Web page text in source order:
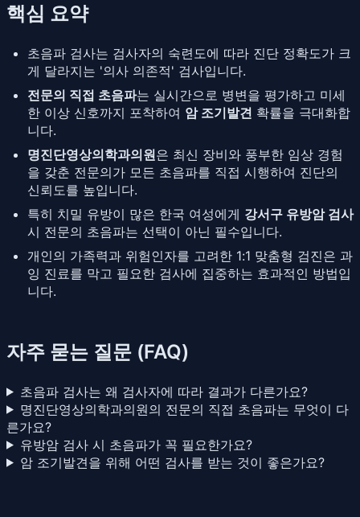
핵심 요약
초음파 검사는 검사자의 숙련도에 따라 진단 정확도가 크
게 달라지는 '의사 의존적' 검사입니다.
전문의 직접 초음파는 실시간으로 병변을 평가하고 미세
한 이상 신호까지 포착하여 암 조기발견 확률을 극대화합
니다.
명진단영상의학과의원은 최신 장비와 풍부한 임상 경험
을 갖춘 전문의가 모든 초음파를 직접 시행하여 진단의
신뢰도를 높입니다.
특히 치밀 유방이 많은 한국 여성에게 강서구 유방암 검사
시 전문의 초음파는 선택이 아닌 필수입니다.
개인의 가족력과 위험인자를 고려한 1:1 맞춤형 검진은 과
잉 진료를 막고 필요한 검사에 집중하는 효과적인 방법입
니다.
자주 묻는 질문 (FAQ)
초음파 검사는 왜 검사자에 따라 결과가 다른가요?
명진단영상의학과의원의 전문의 직접 초음파는 무엇이 다
른가요?
유방암 검사 시 초음파가 꼭 필요한가요?
암 조기발견을 위해 어떤 검사를 받는 것이 좋은가요?